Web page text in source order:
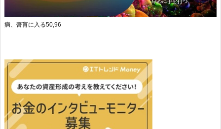
病、膏肓に入る50,96